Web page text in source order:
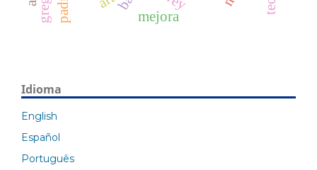
mejora
Idioma
English
Español
Português